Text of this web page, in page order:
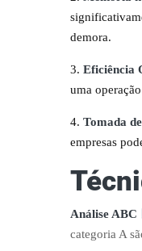
demora.
Eficiência
uma
Tomada
empresas
Análise ABC
categoria A